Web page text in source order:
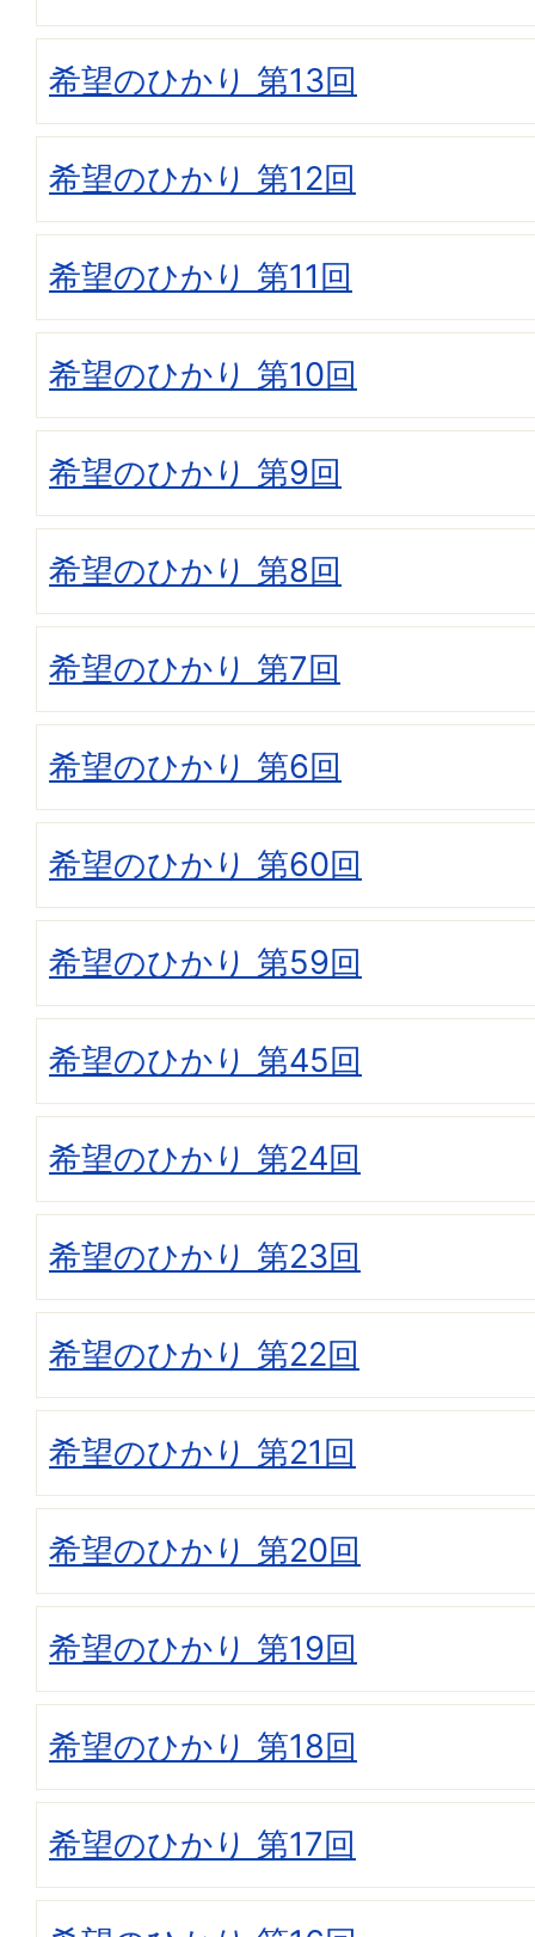
希望のひかり 第13回
希望のひかり 第12回
希望のひかり 第11回
希望のひかり 第10回
希望のひかり 第9回
希望のひかり 第8回
希望のひかり 第7回
希望のひかり 第6回
希望のひかり 第60回
希望のひかり 第59回
希望のひかり 第45回
希望のひかり 第24回
希望のひかり 第23回
希望のひかり 第22回
希望のひかり 第21回
希望のひかり 第20回
希望のひかり 第19回
希望のひかり 第18回
希望のひかり 第17回